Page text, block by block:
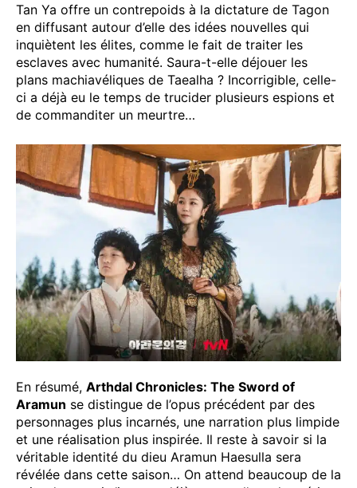
Tan Ya offre un contrepoids à la dictature de Tagon
en diffusant autour d’elle des idées nouvelles qui
inquiètent les élites, comme le fait de traiter les
esclaves avec humanité. Saura-t-elle déjouer les
plans machiavéliques de Taealha ? Incorrigible, celle-
ci a déjà eu le temps de trucider plusieurs espions et
de commanditer un meurtre…
En résumé, Arthdal Chronicles: The Sword of
Aramun se distingue de l’opus précédent par des
personnages plus incarnés, une narration plus limpide
et une réalisation plus inspirée. Il reste à savoir si la
véritable identité du dieu Aramun Haesulla sera
révélée dans cette saison… On attend beaucoup de la